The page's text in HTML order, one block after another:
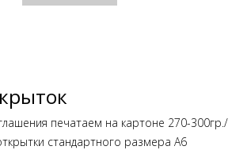
печатаем на картоне 270-300гр./
стандартного размера А6